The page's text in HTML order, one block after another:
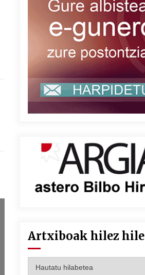
Artxiboak hilez hile
hilez